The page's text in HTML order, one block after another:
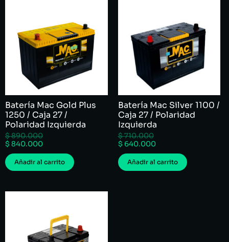
Batería Mac Gold Plus
1250 / Caja 27 /
Polaridad Izquierda
$890.000
$ 840.000
Añadir al carrito
Batería Mac Silver 1100 /
Caja 27 / Polaridad
Izquierda
$710.000
$ 640.000
Añadir al carrito